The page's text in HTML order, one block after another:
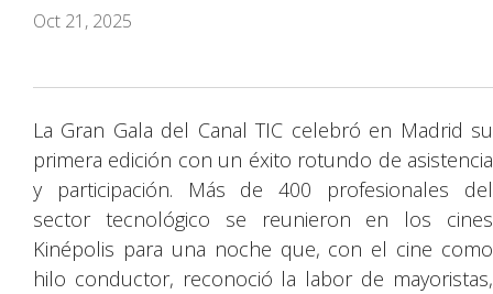
Oct 21, 2025
La Gran Gala del Canal TIC celebró en Madrid su
primera edición con un éxito rotundo de asistencia
y participación. Más de 400 profesionales del
sector tecnológico se reunieron en los cines
Kinépolis para una noche que, con el cine como
hilo conductor, reconoció la labor de mayoristas,